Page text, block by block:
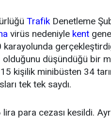
TrafikDenetleme
virüs nedeniyle kent
karayolunda
olduğunu düşündüğü bir
kişilik minibüsten 34
tek tek saydı.
para cezası kesildi.